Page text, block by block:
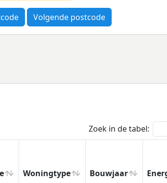
Volgende postcode
Zoek in de tabel:
Woningtype Bouwjaar